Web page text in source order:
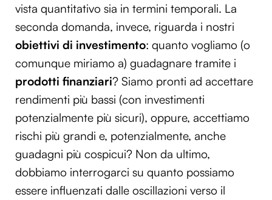
vista quantitativo sia in termini temporali. La
seconda domanda, invece, riguarda i nostri
obiettivi di investimento: quanto vogliamo (o
comunque miriamo a) guadagnare tramite i
prodotti finanziari? Siamo pronti ad accettare
rendimenti più bassi (con investimenti
potenzialmente più sicuri), oppure, accettiamo
rischi più grandi e, potenzialmente, anche
guadagni più cospicui? Non da ultimo,
dobbiamo interrogarci su quanto possiamo
essere influenzati dalle oscillazioni verso il